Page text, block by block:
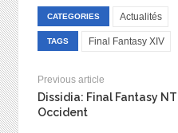
CATEGORIES Actualités
TAGS Final Fantasy XIV
Previous article
Dissidia: Final Fantasy
Occident